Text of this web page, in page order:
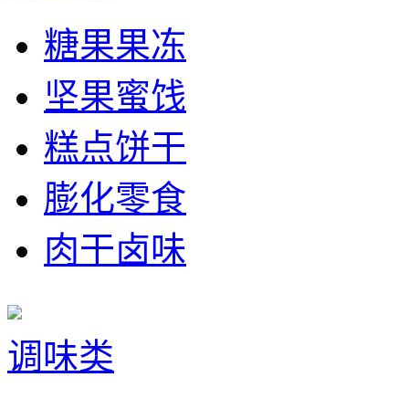
糖果果冻
坚果蜜饯
糕点饼干
膨化零食
肉干卤味
调味类